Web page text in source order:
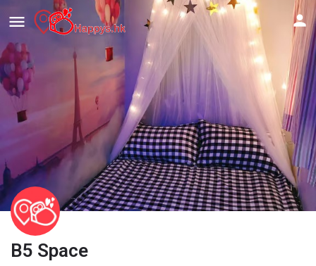
B5 Space